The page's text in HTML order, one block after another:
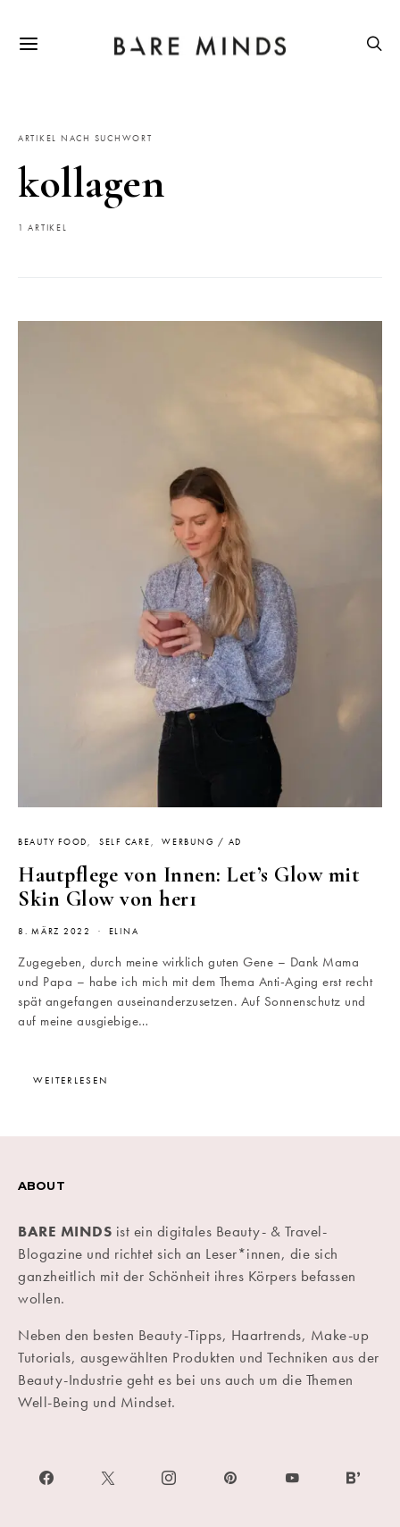
ARTIKEL NACH SUCHWORT
kollagen
1 ARTIKEL
BEAUTY FOOD SELF CARE WERBUNG / AD
Hautpflege von Innen: Let’s Glow mit
Skin Glow von her1
8. MÄRZ 2022 ELINA
Zugegeben, durch meine wirklich guten Gene – Dank Mama
und Papa – habe ich mich mit dem Thema Anti-Aging erst recht
spät angefangen auseinanderzusetzen. Auf Sonnenschutz und
auf meine ausgiebige…
WEITERLESEN
ABOUT
BARE MINDS ist ein digitales Beauty- & Travel-
Blogazine und richtet sich an Leser*innen, die sich
ganzheitlich mit der Schönheit ihres Körpers befassen
wollen.
Neben den besten Beauty-Tipps, Haartrends, Make-up
Tutorials, ausgewählten Produkten und Techniken aus der
Beauty-Industrie geht es bei uns auch um die Themen
Well-Being und Mindset.